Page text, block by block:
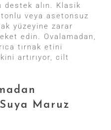
destek alın. Klasik
veya asetonsuz
yüzeyine zarar
edin. Ovalamadan,
tırnak etini
artırıyor, cilt
Maruz